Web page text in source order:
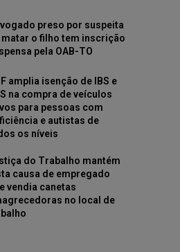
preso por suspeita
matar o filho tem inscrição
pela OAB-TO
amplia isenção de IBS e
na compra de veículos
para pessoas com
e autistas de
os níveis
do Trabalho mantém
causa de empregado
vendia canetas
no local de